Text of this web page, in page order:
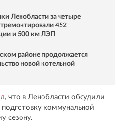
Ленобласти за четыре
452
и 500 км ЛЭП
районе продолжается
новой котельной
, что в Ленобласти обсудили
коммунальной
сезону.